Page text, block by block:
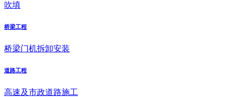
吹填
桥梁工程
桥梁门机拆卸安装
道路工程
高速及市政道路施工